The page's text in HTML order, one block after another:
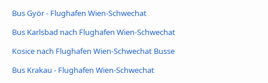
Bus Györ - Flughafen Wien-Schwechat
Bus Karlsbad nach Flughafen Wien-Schwechat
Kosice nach Flughafen Wien-Schwechat Busse
Bus Krakau - Flughafen Wien-Schwechat